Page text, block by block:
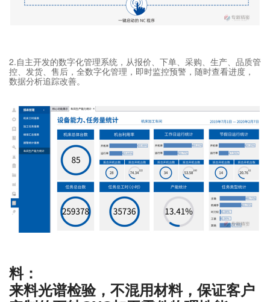
2.自主开发的数字化管理系统，从报价、下单、采购、生产、品质管
控、发货、售后，全数字化管理，即时监控预警，随时查看进度，
数据分析追踪改善。
料：
来料光谱检验，不混用材料，保证客户